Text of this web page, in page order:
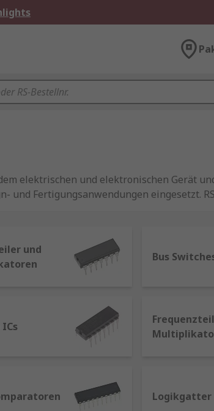
elektrischen und elektronischen Gerät
und Fertigungsanwendungen eingesetzt.
(d. h. bidirektional, im
und
Bus
Logikgatter